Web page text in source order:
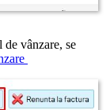
de vânzare, se